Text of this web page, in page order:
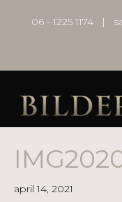
06 - 1225 1174 |
april 14, 2021